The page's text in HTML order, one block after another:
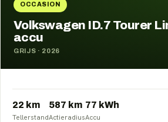
OCCASION
Volkswagen ID.7 Tourer
accu
GRIJS · 2026
22 km
Tellerstand
587 km
Actieradius
77 kWh
Accu